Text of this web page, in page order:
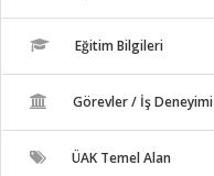
Eğitim Bilgileri
Görevler / İş Deneyimi
ÜAK Temel Alan